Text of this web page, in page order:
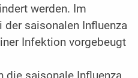
werden. Im
der saisonalen Influenza
Infektion vorgebeugt